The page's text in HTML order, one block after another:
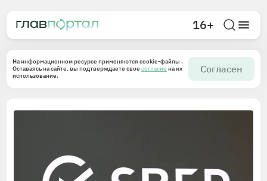
16+
На информационном ресурсе применяются cookie-файлы .
Оставаясь на сайте, вы подтверждаете свое согласие на их
использование.
Согласен